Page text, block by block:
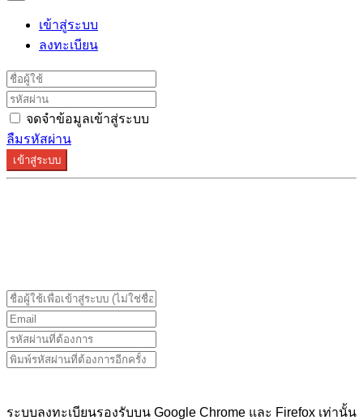
เข้าสู่ระบบ
ลงทะเบียน
จดจำข้อมูลเข้าสู่ระบบ
ลืมรหัสผ่าน
เข้าสู่ระบบ
ระบบลงทะเบียนรองรับบน Google Chrome และ Firefox เท่านั้น